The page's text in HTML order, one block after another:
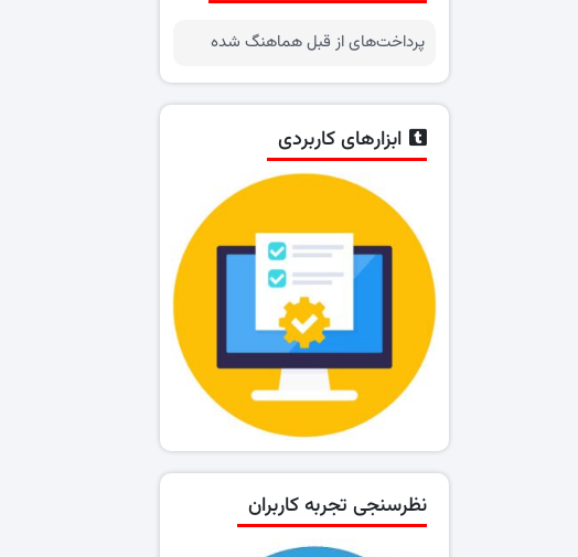
پرداخت‌های از قبل هماهنگ شده
ابزارهای کاربردی
نظرسنجی تجربه کاربران